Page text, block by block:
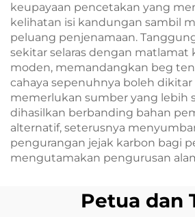
keupayaan pencetakan yang
kelihatan isi kandungan sambil
peluang penjenamaan.
sekitar selaras dengan matlamat
moden, memandangkan beg
cahaya sepenuhnya boleh dikitar
memerlukan sumber yang lebih
dihasilkan berbanding bahan
alternatif, seterusnya
pengurangan jejak karbon bagi
mengutamakan pengurusan
Petua dan